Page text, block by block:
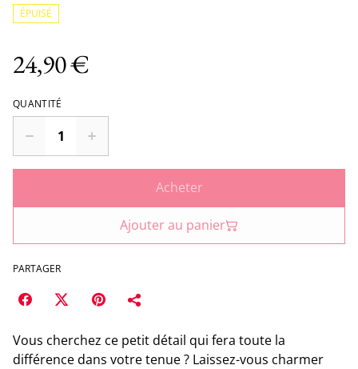
ÉPUISÉ
24,90 €
QUANTITÉ
Acheter
Ajouter au panier
PARTAGER
Vous cherchez ce petit détail qui fera toute la
différence dans votre tenue ? Laissez-vous charmer